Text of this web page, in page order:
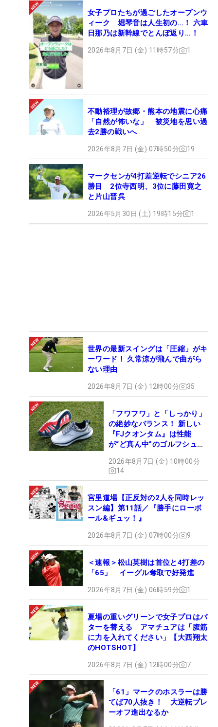
女子プロたちが過ごしたオープンウ
ィーク 堀琴音は人生初の…！ 六車
日那乃は新幹線でとんぼ返り…！
2026年8月7日 (金) 11時57分 1
不動裕理が故郷・熊本の地震に心痛
「自然が怖いな」 被災地を思い過
去2勝の戦いへ
2026年8月7日 (金) 07時50分 19
マークセンが4打差逆転でシニア26
勝目 2位寺西明、3位に藤田寛之
と片山晋呉
2026年5月30日 (土) 19時15分 1
世界の最新スイングは「圧縮」がキ
ーワード！ 久常涼が飛んで曲がら
ない理由
2026年8月7日 (金) 12時00分 35
「フワフワ」と「しっかり」
の絶妙なバランス！ 新しい
『FJクオンタム』は性能
が“ど真ん中”のゴルフシュー
2026年8月7日 (金) 10時00分
14
宮里道場【正反対の2人を同時レッ
スン編】第11話／『勝手にローボ
ール&ギュッ！』
2026年8月7日 (金) 07時00分 9
＜速報＞松山英樹は首位と4打差の
「65」 イーグル奪取で好発進
2026年8月7日 (金) 06時59分 1
夏場の重いグリーンで女子プロはパ
ターを替える アマチュアは「腹筋
に力を入れてください」【大西翔太
のHOTSHOT】
2026年8月7日 (金) 12時00分 7
「61」マークのホスラーは勝
てば70人抜き！ 大逆転プレ
ーオフ進出なるか